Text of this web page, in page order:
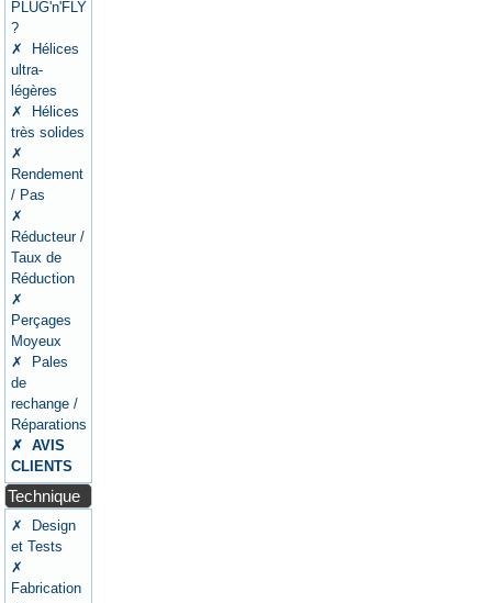
PLUG'n'FLY
?
✗ Hélices
ultra-
légères
✗ Hélices
très solides
✗
Rendement
/ Pas
✗
Réducteur /
Taux de
Réduction
✗
Perçages
Moyeux
✗ Pales
de
rechange /
Réparations
✗ AVIS
CLIENTS
Technique
✗ Design
et Tests
✗
Fabrication